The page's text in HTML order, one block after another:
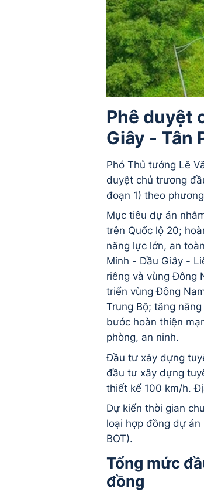
Phê duyệt
Giây - Tân
Phó Thủ tướng Lê
duyệt chủ trương
đoạn 1) theo
Mục tiêu dự án
trên Quốc lộ 20;
năng lực lớn, an
Minh - Dầu Giây -
riêng và vùng Đông
triển vùng Đông
Trung Bộ; tăng
bước hoàn thiện
phòng, an ninh.
Đầu tư xây dựng
đầu tư xây dựng
thiết kế 100 km/h.
Dự kiến thời gian
loại hợp đồng dự
BOT).
Tổng mức
đồng